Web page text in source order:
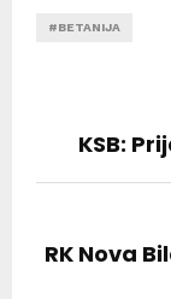
#BETANIJA
KSB:
RK Nova